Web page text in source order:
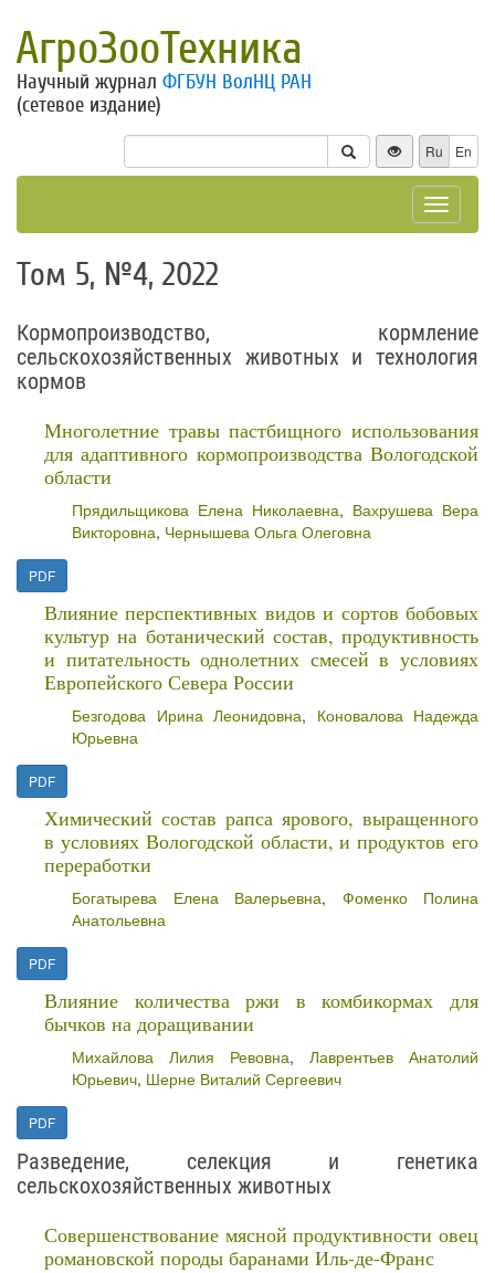
АгроЗооТехника
Научный журнал ФГБУН ВолНЦ РАН
(сетевое издание)
Ru En
Toggle
Том 5, №4, 2022
Кормопроизводство, кормление
сельскохозяйственных животных и технология
кормов
Многолетние травы пастбищного использования
для адаптивного кормопроизводства Вологодской
области
Прядильщикова Елена Николаевна, Вахрушева Вера
Викторовна, Чернышева Ольга Олеговна
PDF
Влияние перспективных видов и сортов бобовых
культур на ботанический состав, продуктивность
и питательность однолетних смесей в условиях
Европейского Севера России
Безгодова Ирина Леонидовна, Коновалова Надежда
Юрьевна
PDF
Химический состав рапса ярового, выращенного
в условиях Вологодской области, и продуктов его
переработки
Богатырева Елена Валерьевна, Фоменко Полина
Анатольевна
PDF
Влияние количества ржи в комбикормах для
бычков на доращивании
Михайлова Лилия Ревовна, Лаврентьев Анатолий
Юрьевич, Шерне Виталий Сергеевич
PDF
Разведение, селекция и генетика
сельскохозяйственных животных
Совершенствование мясной продуктивности овец
романовской породы баранами Иль-де-Франс